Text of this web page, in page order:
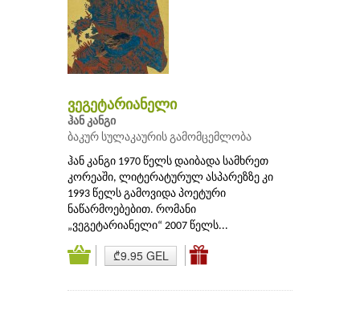
ვეგეტარიანელი
ჰან კანგი
ბაკურ სულაკაურის გამომცემლობა
ჰან კანგი 1970 წელს დაიბადა სამხრეთ
კორეაში, ლიტერატურულ ასპარეზზე კი
1993 წელს გამოვიდა პოეტური
ნაწარმოებებით. რომანი
„ვეგეტარიანელი“ 2007 წელს...
₾9.95 GEL